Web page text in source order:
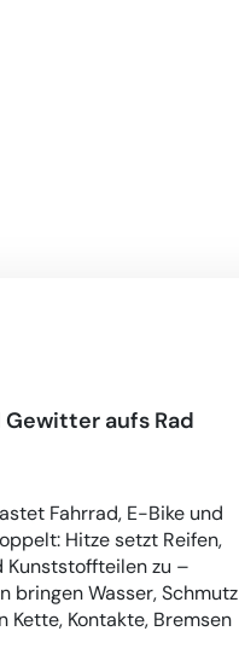
aufs Rad
Fahrrad, E-Bike und
Hitze setzt Reifen,
Kunststoffteilen zu –
bringen Wasser, Schmutz
Kette, Kontakte, Bremsen